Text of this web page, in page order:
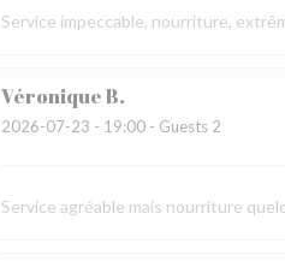
Service impeccable, nourriture,
VéroniqueB
2026-07-23 - 19:00 - Guests 2
Service agréable mais nourriture